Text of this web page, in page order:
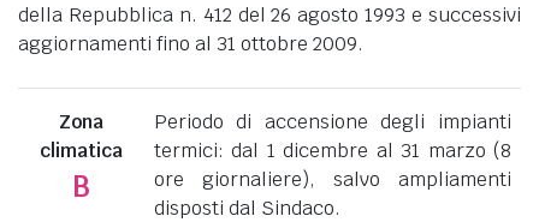
della Repubblica n. 412 del 26 agosto 1993 e successivi
aggiornamenti fino al 31 ottobre 2009.
Zona
climatica
B
Periodo di accensione degli impianti
termici: dal 1 dicembre al 31 marzo (8
ore giornaliere), salvo ampliamenti
disposti dal Sindaco.